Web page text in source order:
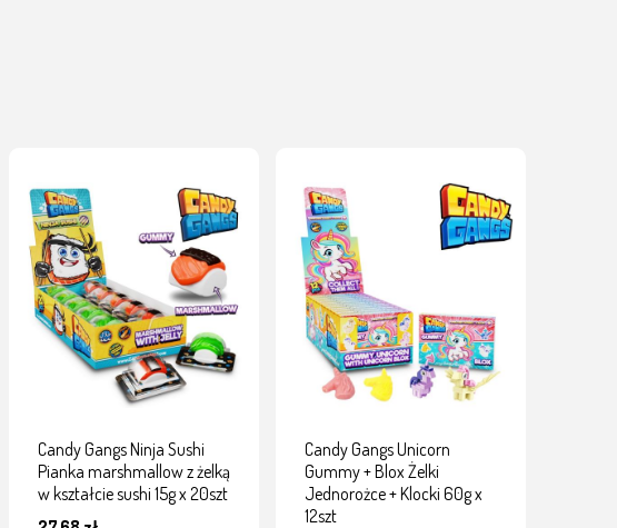
Candy Gangs Ninja Sushi
Pianka marshmallow z żelką
w kształcie sushi 15g x 20szt
Candy Gangs Unicorn
Gummy + Blox Żelki
Jednorożce + Klocki 60g x
12szt